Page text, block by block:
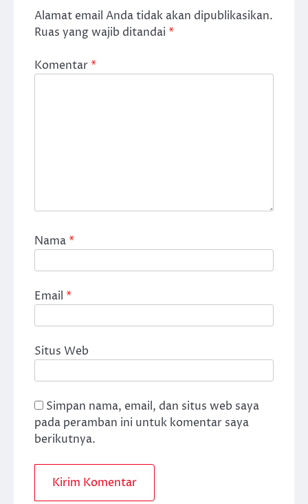
Alamat email Anda tidak akan dipublikasikan.
Ruas yang wajib ditandai *
Komentar*
Nama*
Email *
Situs Web
Simpan nama, email, dan situs web saya
pada peramban ini untuk komentar saya
berikutnya.